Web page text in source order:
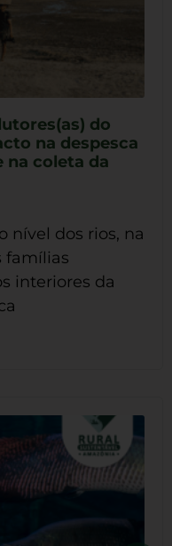
do
na despesca
na coleta da
nível dos rios, na
famílias
interiores da